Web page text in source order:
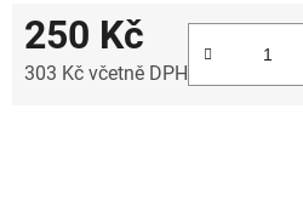
250 Kč
303 Kč včetně DPH